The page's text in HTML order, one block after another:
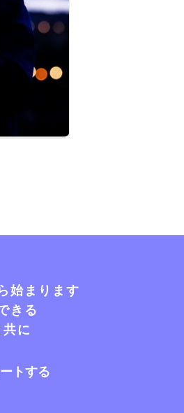
始まります
きる
に
トする